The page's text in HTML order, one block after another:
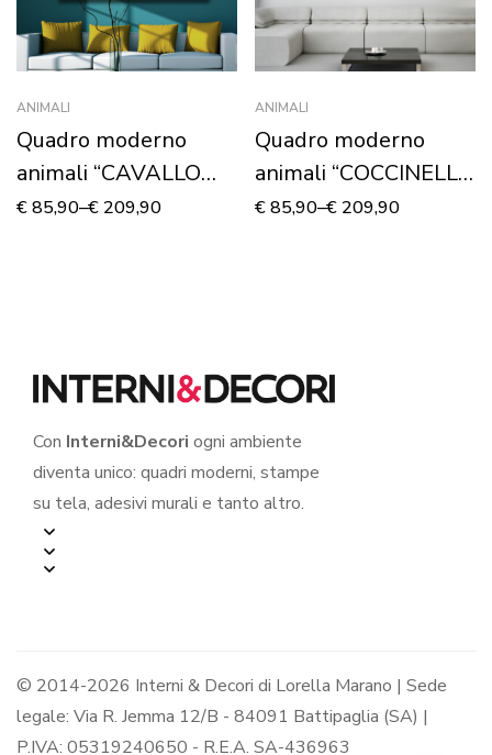
ANIMALI
Quadro moderno
animali “CAVALLO
BIANCO AL
€85,90–€ 209,90
ANIMALI
Quadro moderno
animali “COCCINELLA
SU UNA FOGLIA” –
€85,90–€ 209,90
Con Interni&Decori ogni ambiente
diventa unico: quadri moderni, stampe
su tela, adesivi murali e tanto altro.
© 2014-2026 Interni & Decori di Lorella Marano | Sede
legale: Via R. Jemma 12/B - 84091 Battipaglia (SA) |
P.IVA: 05319240650 - R.E.A. SA-436963